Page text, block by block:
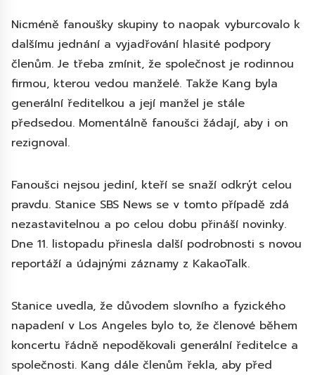
Nicméně fanoušky skupiny to naopak vyburcovalo k
dalšímu jednání a vyjadřování hlasité podpory
členům. Je třeba zmínit, že společnost je rodinnou
firmou, kterou vedou manželé. Takže Kang byla
generální ředitelkou a její manžel je stále
předsedou. Momentálně fanoušci žádají, aby i on
rezignoval.
Fanoušci nejsou jediní, kteří se snaží odkrýt celou
pravdu. Stanice SBS News se v tomto případě zdá
nezastavitelnou a po celou dobu přináší novinky.
Dne 11. listopadu přinesla další podrobnosti s novou
reportáží a údajnými záznamy z KakaoTalk.
Stanice uvedla, že důvodem slovního a fyzického
napadení v Los Angeles bylo to, že členové během
koncertu řádně nepoděkovali generální ředitelce a
společnosti. Kang dále členům řekla, aby před